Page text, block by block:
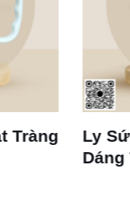
Bát Tràng